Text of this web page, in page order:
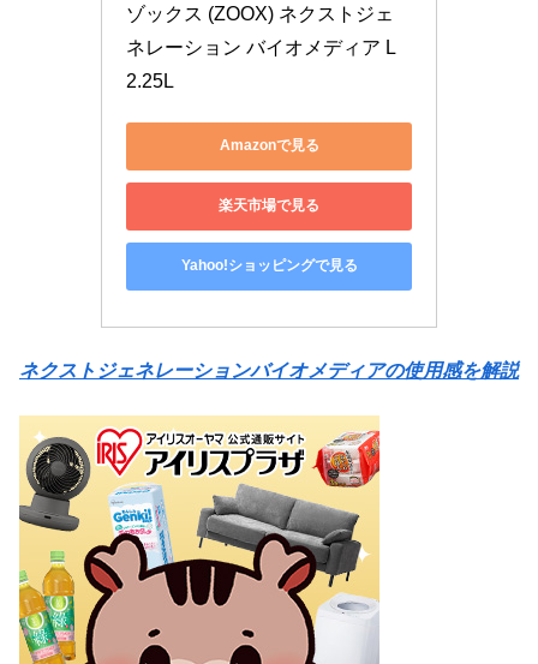
ゾックス (ZOOX) ネクストジェ
ネレーション バイオメディア L
2.25L
Amazonで見る
楽天市場で見る
Yahoo!ショッピングで見る
ネクストジェネレーションバイオメディアの使用感を解説